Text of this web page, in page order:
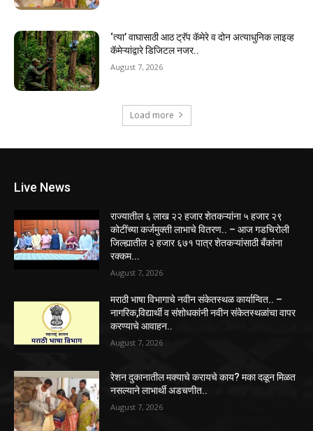
‘त्या’ वाघासाठी आठ ट्रॅप कॅमेरे व दोन अत्याधुनिक लाइव्ह
कॅमेऱ्यांद्वारे डिजिटल नजर..
August 7, 2026
Load more
Live News
राज्यातील ६ लाख २२ हजार शेतकऱ्यांना ५ हजार २९
कोटींच्या कर्जमुक्ती लाभाचे वितरण.. – आज गडचिरोली
जिल्ह्यातील २ हजार ६७१ पात्र शेतकऱ्यांसाठी बँकांना
रक्कम...
August 7, 2026
मराठी भाषा विभागाचे नवीन संकेतस्थळ कार्यान्वित.. –
नागरिक,विद्यार्थी व संशोधकांनी नवीन संकेतस्थळांचा वापर
करण्याचे आवाहन..
August 7, 2026
रेशन दुकानातील मक्याचे करायचे काय? मका दळून मिळत
नसल्याने लाभार्थी अडचणीत..
August 7, 2026